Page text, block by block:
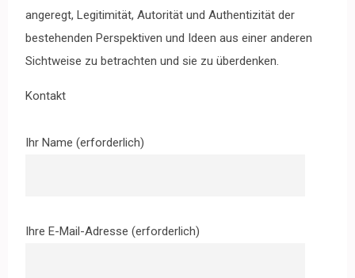
angeregt, Legitimität, Autorität und Authentizität der
bestehenden Perspektiven und Ideen aus einer anderen
Sichtweise zu betrachten und sie zu überdenken.
Kontakt
Ihr Name (erforderlich)
Ihre E-Mail-Adresse (erforderlich)